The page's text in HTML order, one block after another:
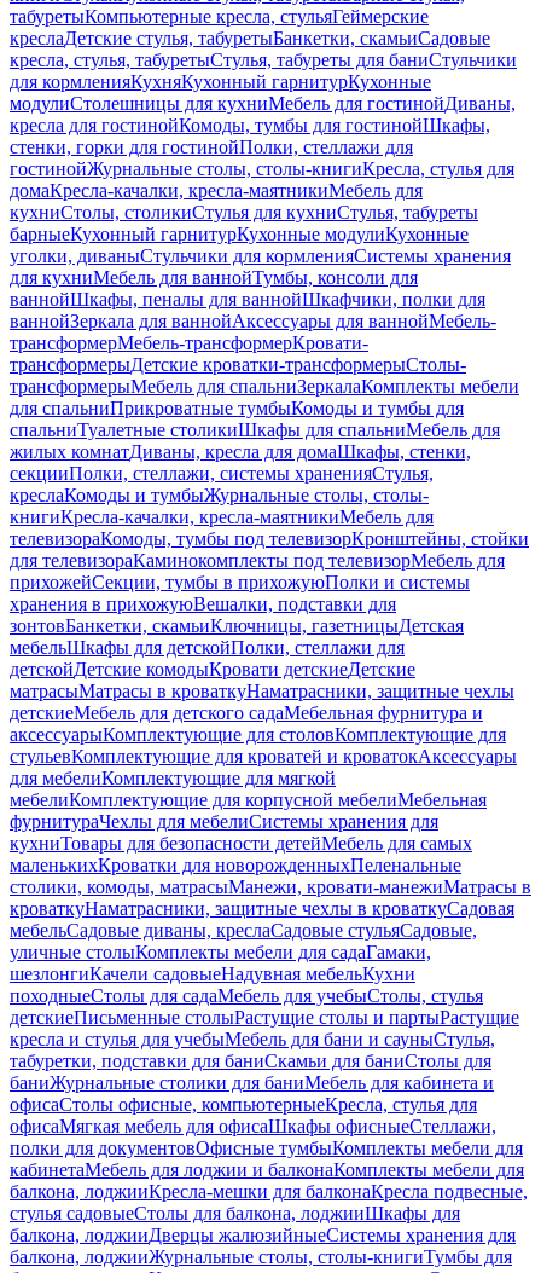
табуретыКомпьютерные кресла, стульяГеймерские
креслаДетские стулья, табуретыБанкетки, скамьиСадовые
кресла, стулья, табуретыСтулья, табуреты для баниСтульчики
для кормленияКухняКухонный гарнитурКухонные
модулиСтолешницы для кухниМебель для гостинойДиваны,
кресла для гостинойКомоды, тумбы для гостинойШкафы,
стенки, горки для гостинойПолки, стеллажи для
гостинойЖурнальные столы, столы-книгиКресла, стулья для
домаКресла-качалки, кресла-маятникиМебель для
кухниСтолы, столикиСтулья для кухниСтулья, табуреты
барныеКухонный гарнитурКухонные модулиКухонные
уголки, диваныСтульчики для кормленияСистемы хранения
для кухниМебель для ваннойТумбы, консоли для
ваннойШкафы, пеналы для ваннойШкафчики, полки для
ваннойЗеркала для ваннойАксессуары для ваннойМебель-
трансформерМебель-трансформерКровати-
трансформерыДетские кроватки-трансформерыСтолы-
трансформерыМебель для спальниЗеркалаКомплекты мебели
для спальниПрикроватные тумбыКомоды и тумбы для
спальниТуалетные столикиШкафы для спальниМебель для
жилых комнатДиваны, кресла для домаШкафы, стенки,
секцииПолки, стеллажи, системы храненияСтулья,
креслаКомоды и тумбыЖурнальные столы, столы-
книгиКресла-качалки, кресла-маятникиМебель для
телевизораКомоды, тумбы под телевизорКронштейны, стойки
для телевизораКаминокомплекты под телевизорМебель для
прихожейСекции, тумбы в прихожуюПолки и системы
хранения в прихожуюВешалки, подставки для
зонтовБанкетки, скамьиКлючницы, газетницыДетская
мебельШкафы для детскойПолки, стеллажи для
детскойДетские комодыКровати детскиеДетские
матрасыМатрасы в кроваткуНаматрасники, защитные чехлы
детскиеМебель для детского садаМебельная фурнитура и
аксессуарыКомплектующие для столовКомплектующие для
стульевКомплектующие для кроватей и кроватокАксессуары
для мебелиКомплектующие для мягкой
мебелиКомплектующие для корпусной мебелиМебельная
фурнитураЧехлы для мебелиСистемы хранения для
кухниТовары для безопасности детейМебель для самых
маленькихКроватки для новорожденныхПеленальные
столики, комоды, матрасыМанежи, кровати-манежиМатрасы в
кроваткуНаматрасники, защитные чехлы в кроваткуСадовая
мебельСадовые диваны, креслаСадовые стульяСадовые,
уличные столыКомплекты мебели для садаГамаки,
шезлонгиКачели садовыеНадувная мебельКухни
походныеСтолы для садаМебель для учебыСтолы, стулья
детскиеПисьменные столыРастущие столы и партыРастущие
кресла и стулья для учебыМебель для бани и сауныСтулья,
табуретки, подставки для баниСкамьи для баниСтолы для
баниЖурнальные столики для баниМебель для кабинета и
офисаСтолы офисные, компьютерныеКресла, стулья для
офисаМягкая мебель для офисаШкафы офисныеСтеллажи,
полки для документовОфисные тумбыКомплекты мебели для
кабинетаМебель для лоджии и балконаКомплекты мебели для
балкона, лоджииКресла-мешки для балконаКресла подвесные,
стулья садовыеСтолы для балкона, лоджииШкафы для
балкона, лоджииДверцы жалюзийныеСистемы хранения для
балкона, лоджииЖурнальные столы, столы-книгиТумбы для